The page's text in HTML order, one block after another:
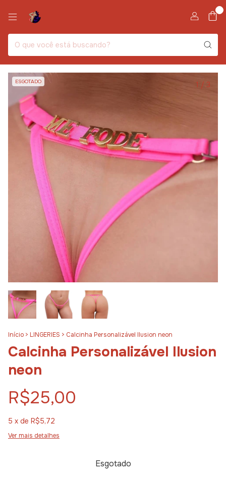
ESGOTADO 1 / 3
Início > LINGERIES > Calcinha Personalizável Ilusion neon
Calcinha Personalizável Ilusion
neon
R$25,00
5 x de R$5,72
Ver mais detalhes